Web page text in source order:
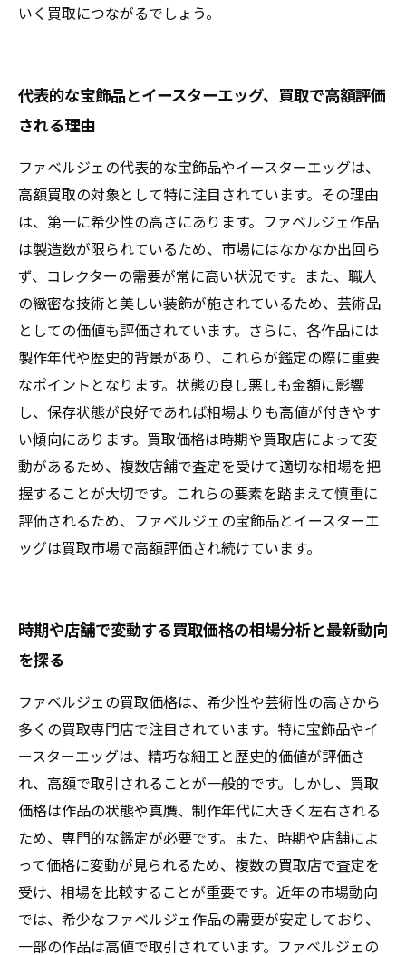
いく買取につながるでしょう。
代表的な宝飾品とイースターエッグ、買取で高額評価
される理由
ファベルジェの代表的な宝飾品やイースターエッグは、
高額買取の対象として特に注目されています。その理由
は、第一に希少性の高さにあります。ファベルジェ作品
は製造数が限られているため、市場にはなかなか出回ら
ず、コレクターの需要が常に高い状況です。また、職人
の緻密な技術と美しい装飾が施されているため、芸術品
としての価値も評価されています。さらに、各作品には
製作年代や歴史的背景があり、これらが鑑定の際に重要
なポイントとなります。状態の良し悪しも金額に影響
し、保存状態が良好であれば相場よりも高値が付きやす
い傾向にあります。買取価格は時期や買取店によって変
動があるため、複数店舗で査定を受けて適切な相場を把
握することが大切です。これらの要素を踏まえて慎重に
評価されるため、ファベルジェの宝飾品とイースターエ
ッグは買取市場で高額評価され続けています。
時期や店舗で変動する買取価格の相場分析と最新動向
を探る
ファベルジェの買取価格は、希少性や芸術性の高さから
多くの買取専門店で注目されています。特に宝飾品やイ
ースターエッグは、精巧な細工と歴史的価値が評価さ
れ、高額で取引されることが一般的です。しかし、買取
価格は作品の状態や真贋、制作年代に大きく左右される
ため、専門的な鑑定が必要です。また、時期や店舗によ
って価格に変動が見られるため、複数の買取店で査定を
受け、相場を比較することが重要です。近年の市場動向
では、希少なファベルジェ作品の需要が安定しており、
一部の作品は高値で取引されています。ファベルジェの